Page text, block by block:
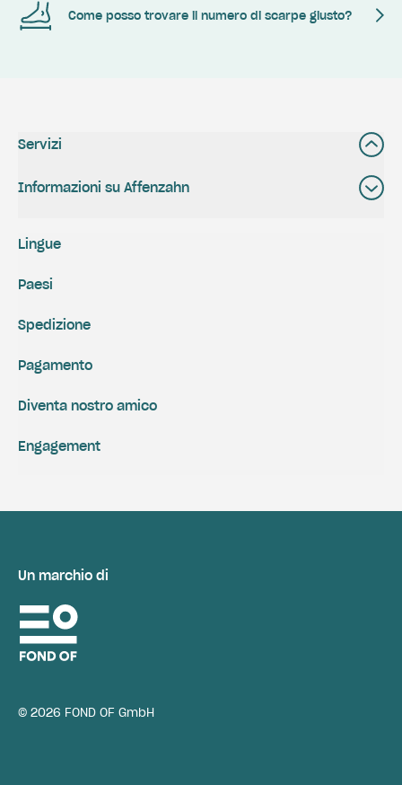
Come posso trovare il numero di scarpe giusto?
Servizi
Informazioni su Affenzahn
Spedizione
Pagamento
Engagement
Diventa nostro amico
Lingue
Paesi
Un marchio di
© 2026 FOND OF GmbH